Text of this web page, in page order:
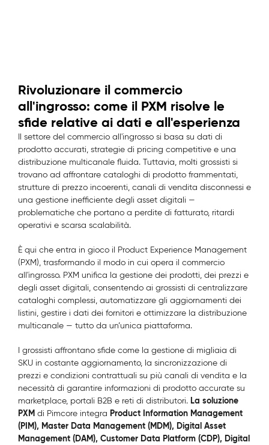
Rivoluzionare il commercio
all'ingrosso: come il PXM risolve le
sfide relative ai dati e all'esperienza
Il settore del commercio all'ingrosso si basa su dati di
prodotto accurati, strategie di pricing competitive e una
distribuzione multicanale fluida. Tuttavia, molti grossisti si
trovano ad affrontare cataloghi di prodotto frammentati,
strutture di prezzo incoerenti, canali di vendita disconnessi e
una gestione inefficiente degli asset digitali —
problematiche che portano a perdite di fatturato, ritardi
operativi e scarsa scalabilità.
È qui che entra in gioco il Product Experience Management
(PXM), trasformando il modo in cui opera il commercio
all'ingrosso. PXM unifica la gestione dei prodotti, dei prezzi e
degli asset digitali, consentendo ai grossisti di centralizzare
cataloghi complessi, automatizzare gli aggiornamenti dei
listini, gestire i dati dei fornitori e ottimizzare la distribuzione
multicanale — tutto da un’unica piattaforma.
I grossisti affrontano sfide come la gestione di migliaia di
SKU in costante aggiornamento, la sincronizzazione di
prezzi e condizioni contrattuali su più canali di vendita e la
necessità di garantire informazioni di prodotto accurate su
marketplace, portali B2B e reti di distributori. La soluzione
PXM di Pimcore integra Product Information Management
(PIM), Master Data Management (MDM), Digital Asset
Management (DAM), Customer Data Platform (CDP), Digital